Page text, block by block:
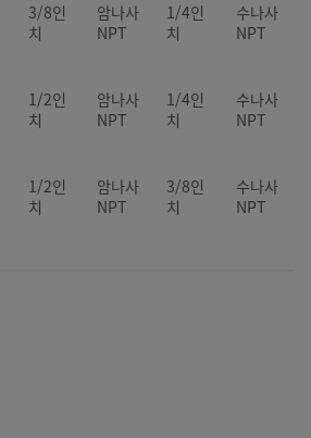
3/8인
치
암나사
NPT
1/4인
치
수나사
NPT
1/2인
치
암나사
NPT
1/4인
치
수나사
NPT
1/2인
치
암나사
NPT
3/8인
치
수나사
NPT